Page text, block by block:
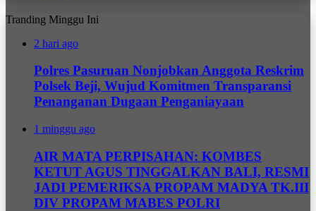
Tranding Minggu Ini
2 hari ago
Polres Pasuruan Nonjobkan Anggota Reskrim
Polsek Beji, Wujud Komitmen Transparansi
Penanganan Dugaan Penganiayaan
1 minggu ago
AIR MATA PERPISAHAN: KOMBES
KETUT AGUS TINGGALKAN BALI, RESMI
JADI PEMERIKSA PROPAM MADYA TK.III
DIV PROPAM MABES POLRI